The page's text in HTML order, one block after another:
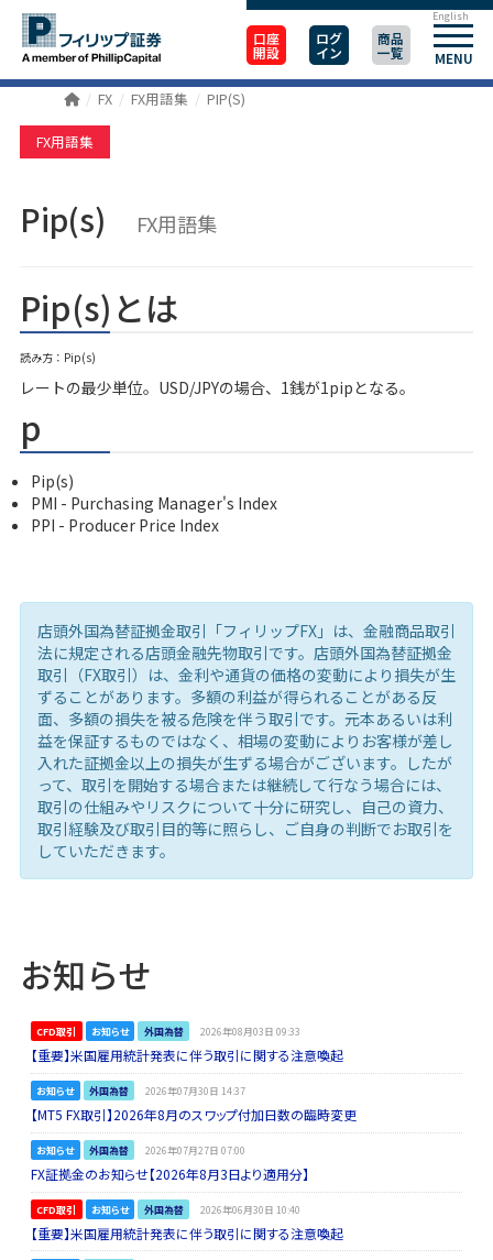
口座
開設
ログ
イン
商品
一覧 MENU
English
FX FX用語集 PIP(S)
FX用語集
Pip(s) FX用語集
Pip(s)とは
読み方：Pip(s)
レートの最少単位。USD/JPYの場合、1銭が1pipとなる。
p
Pip(s)
PMI - Purchasing Manager's Index
PPI - Producer Price Index
店頭外国為替証拠金取引「フィリップFX」は、金融商品取引
法に規定される店頭金融先物取引です。店頭外国為替証拠金
取引（FX取引）は、金利や通貨の価格の変動により損失が生
ずることがあります。多額の利益が得られることがある反
面、多額の損失を被る危険を伴う取引です。元本あるいは利
益を保証するものではなく、相場の変動によりお客様が差し
入れた証拠金以上の損失が生ずる場合がございます。したが
って、取引を開始する場合または継続して行なう場合には、
取引の仕組みやリスクについて十分に研究し、自己の資力、
取引経験及び取引目的等に照らし、ご自身の判断でお取引を
していただきます。
お知らせ
CFD取引 お知らせ 外国為替 2026年08月03日 09:33
【重要】米国雇用統計発表に伴う取引に関する注意喚起
お知らせ 外国為替 2026年07月30日 14:37
【MT5 FX取引】2026年8月のスワップ付加日数の臨時変更
お知らせ 外国為替 2026年07月27日 07:00
FX証拠金のお知らせ【2026年8月3日より適用分】
CFD取引 お知らせ 外国為替 2026年06月30日 10:40
【重要】米国雇用統計発表に伴う取引に関する注意喚起